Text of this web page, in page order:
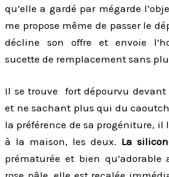
qu’elle a gardé par mégarde
me propose même de passer le
décline son offre et envoie
sucette de remplacement sans
Il se trouve fort dépourvu
et ne sachant plus qui du
la préférence de sa progéniture, il
à la maison, les deux. La
prématurée et bien